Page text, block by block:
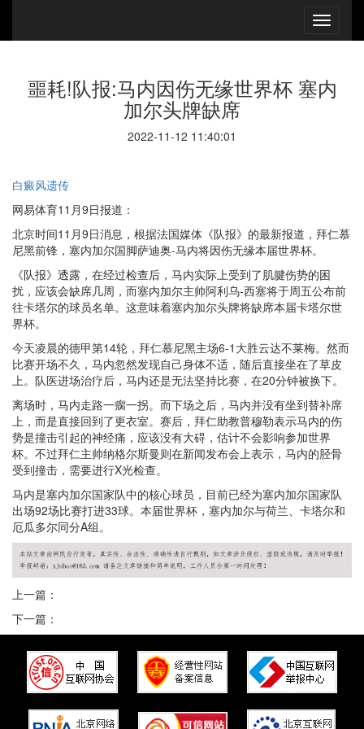
噩耗!队报:马内因伤无缘世界杯 塞内
加尔头牌缺席
2022-11-12 11:40:01
白癜风遗传
网易体育11月9日报道：
北京时间11月9日消息，根据法国媒体《队报》的最新报道，拜仁慕
尼黑前锋，塞内加尔国脚萨迪奥-马内将因伤无缘本届世界杯。
《队报》透露，在经过检查后，马内实际上受到了肌腱伤势的困
扰，应该会缺席几周，而塞内加尔主帅阿利乌-西塞将于周五公布前
往卡塔尔的球员名单。这意味着塞内加尔头牌将缺席本届卡塔尔世
界杯。
今天凌晨的德甲第14轮，拜仁慕尼黑主场6-1大胜云达不莱梅。然而
比赛开场不久，马内忽然发现自己身体不适，随后直接坐在了草皮
上。队医进场治疗后，马内还是无法坚持比赛，在20分钟被换下。
离场时，马内走路一瘸一拐。而下场之后，马内并没有坐到替补席
上，而是直接回到了更衣室。赛后，拜仁助教普穆勒表示马内的伤
势是撞击引起的神经痛，应该没有大碍，估计不会影响参加世界
杯。不过拜仁主帅纳格尔斯曼则在新闻发布会上表示，马内的胫骨
受到撞击，需要进行X光检查。
马内是塞内加尔国家队中的核心球员，目前已经为塞内加尔国家队
出场92场比赛打进33球。本届世界杯，塞内加尔与荷兰、卡塔尔和
厄瓜多尔同分A组。
上一篇：
下一篇：